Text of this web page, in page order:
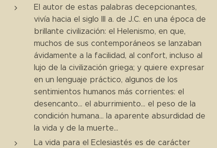
El autor de estas palabras decepcionantes,
vivía hacia el siglo III a. de J.C. en una época de
brillante civilización: el Helenismo, en que,
muchos de sus contemporáneos se lanzaban
ávidamente a la facilidad, al confort, incluso al
lujo de la civilización griega; y quiere expresar
en un lenguaje práctico, algunos de los
sentimientos humanos más corrientes: el
desencanto... el aburrimiento... el peso de la
condición humana... la aparente absurdidad de
la vida y de la muerte...
La vida para el Eclesiastés es de carácter